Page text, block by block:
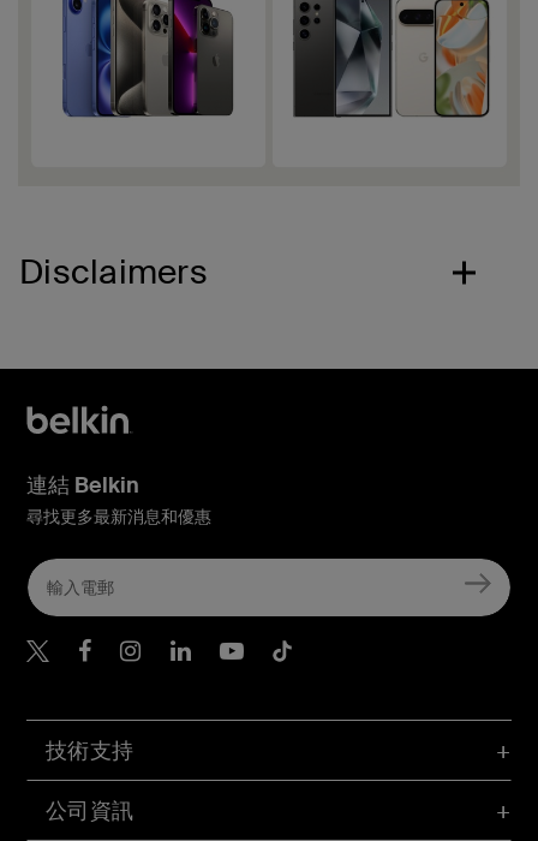
Disclaimers
技術支持
公司資訊
連結 Belkin
尋找更多最新消息和優惠
Belkin Twitter
Belkin Hong Kong
Belkin Instagram
Belkin Hong Kong
Belkin Youtube
Belkin TikTok